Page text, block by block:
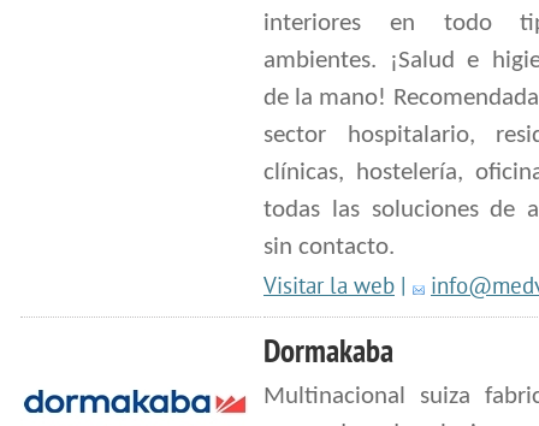
interiores en todo
ambientes. ¡Salud e
de la mano!
sector hospitalario,
clínicas, hostelería,
todas las soluciones de
sin contacto.
Visitar la web |
Dormakaba
Multinacional suiza